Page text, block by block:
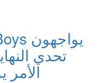
تحدي
الأمر